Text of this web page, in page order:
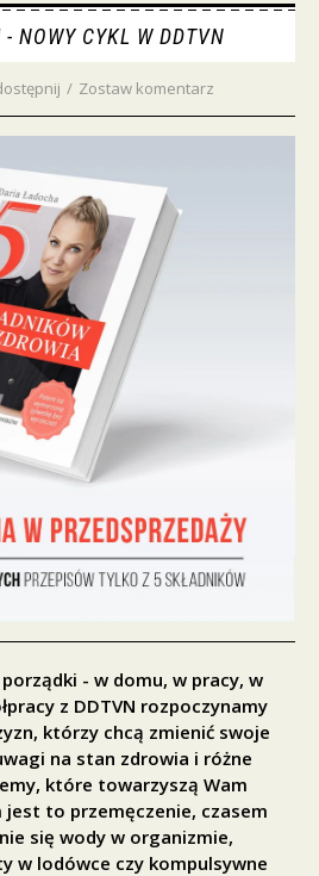
NOWY CYKL W DDTVN
/ Zostaw komentarz
- w domu, w pracy, w
z DDTVN rozpoczynamy
którzy chcą zmienić swoje
na stan zdrowia i różne
które towarzyszą Wam
jest to przemęczenie, czasem
się wody w organizmie,
w lodówce czy kompulsywne